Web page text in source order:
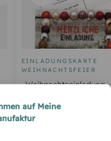
EINLADUNGSKARTE
WEIHNACHTSFEIER
Weihnachtseinladung
auf Meine